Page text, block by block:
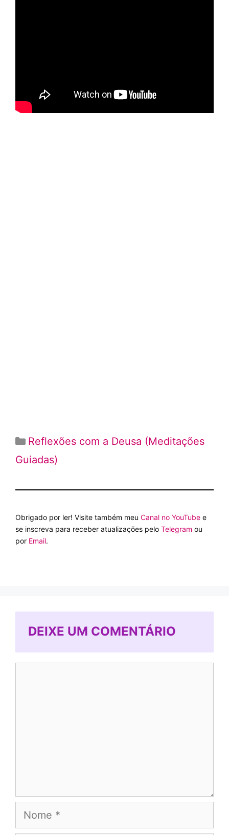
Categorias
Reflexões com a Deusa (Meditações
Guiadas)
Obrigado por ler! Visite também meu Canal no YouTube e
se inscreva para receber atualizações pelo Telegram ou
por Email.
DEIXE UM COMENTÁRIO
Nome